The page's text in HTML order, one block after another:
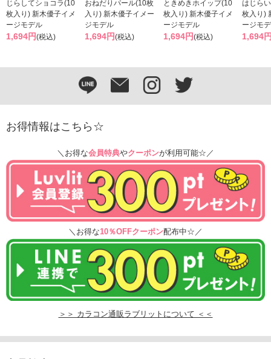
じらしてショコラ(10
枚入り) 新木優子イメ
ージモデル
1,694円(税込)
おねだりパール(10枚
入り) 新木優子イメー
ジモデル
1,694円(税込)
ときめきホイップ(10
枚入り) 新木優子イメ
ージモデル
1,694円(税込)
はじら
枚入り)
ージモ
1,694
お得情報はこちら☆
＼お得な会員特典やクーポンが利用可能☆／
＼お得な10％OFFクーポン配布中☆／
＞＞ カラコン通販ラブリットについて ＜＜